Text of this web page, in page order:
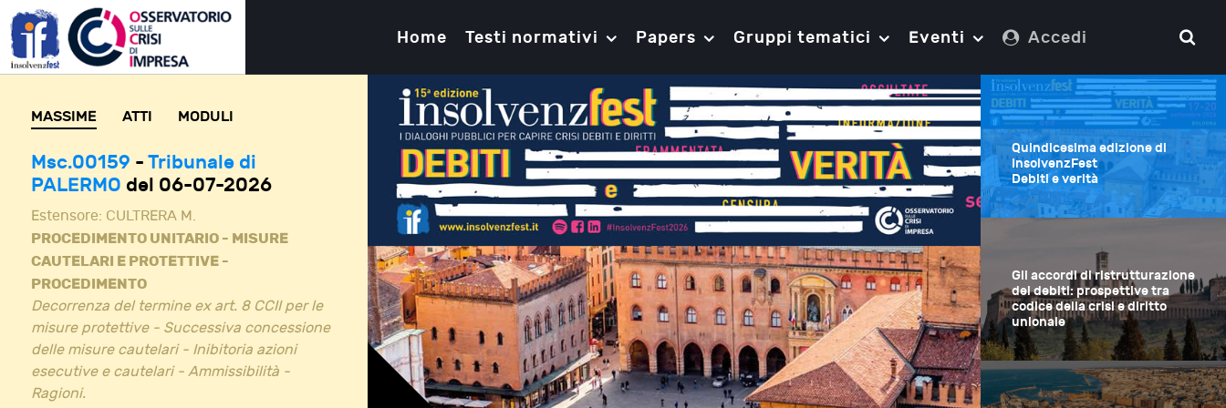
Home Testi normativi Papers Gruppi tematici Eventi Accedi
MASSIME ATTI MODULI
Msc.00159 - Tribunale di
PALERMO del 06-07-2026
Estensore: CULTRERA M.
PROCEDIMENTO UNITARIO - MISURE
CAUTELARI E PROTETTIVE -
PROCEDIMENTO
Decorrenza del termine ex art. 8 CCII per le
misure protettive - Successiva concessione
delle misure cautelari - Inibitoria azioni
esecutive e cautelari - Ammissibilità -
Ragioni.
Gli accordi di ristrutturazione dei debiti:
Quindicesima edizione di
InsolvenzFest
Debiti e verità
Gli accordi di ristrutturazione
dei debiti: prospettive tra
codice della crisi e diritto
unionale